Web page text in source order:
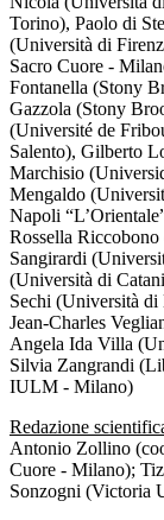
Torino), Paolo di
(Università di
Sacro Cuore -
Fontanella (Stony
Gazzola (Stony
(Université de
Salento), Gilberto
Marchisio
Mengaldo
Napoli
Rossella
Sangirardi
(Università di
Sechi (Università
Jean-Charles
Angela Ida Villa
Silvia Zangrandi
IULM - Milano)
Redazione
Antonio Zollino
Cuore - Milano);
Sonzogni (Victoria